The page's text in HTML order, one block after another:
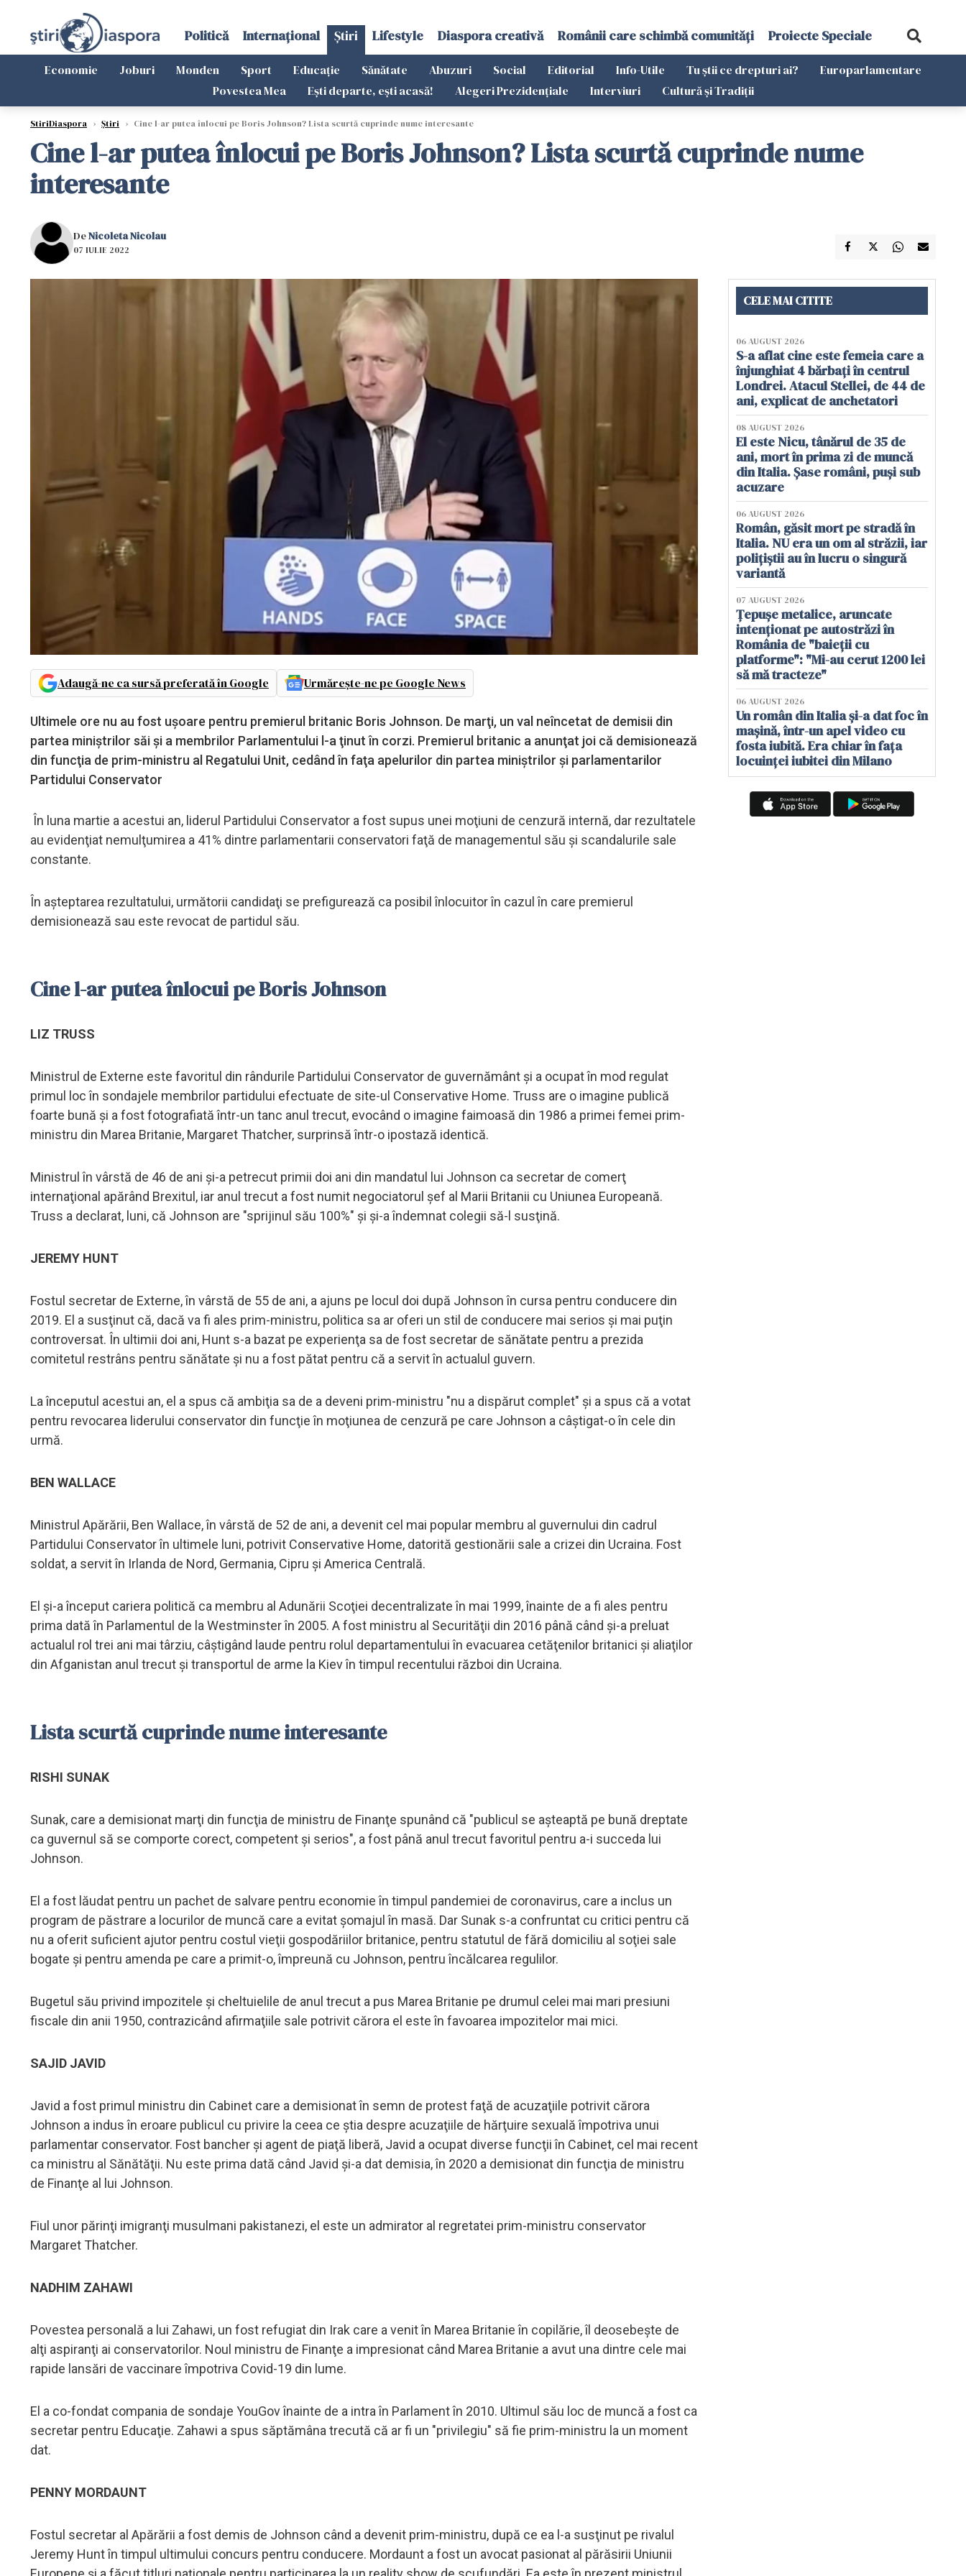
Politică Internațional Știri Lifestyle Diaspora creativă Românii care schimbă comunități Proiecte Speciale
Economie Joburi Monden Sport Educație Sănătate Abuzuri Social Editorial Info-Utile Tu știi ce drepturi ai?
Europarlamentare
Povestea Mea
Ești departe, ești acasă! Alegeri Prezidențiale Interviuri Cultură și Tradiții
StiriDiaspora › Știri › Cine l-ar putea înlocui pe Boris Johnson? Lista scurtă cuprinde nume interesante
Cine l-ar putea înlocui pe Boris Johnson? Lista scurtă cuprinde nume
interesante
DeNicoleta Nicolau
07 IULIE 2022
Adaugă-ne ca sursă preferată în Google Urmărește-ne pe Google News
Ultimele ore nu au fost uşoare pentru premierul britanic Boris Johnson. De marţi, un val neîncetat de demisii din
partea miniştrilor săi şi a membrilor Parlamentului l-a ţinut în corzi. Premierul britanic a anunţat joi că demisionează
din funcţia de prim-ministru al Regatului Unit, cedând în faţa apelurilor din partea miniştrilor şi parlamentarilor
Partidului Conservator
În luna martie a acestui an, liderul Partidului Conservator a fost supus unei moţiuni de cenzură internă, dar rezultatele
au evidenţiat nemulţumirea a 41% dintre parlamentarii conservatori faţă de managementul său şi scandalurile sale
constante.
În aşteptarea rezultatului, următorii candidaţi se prefigurează ca posibil înlocuitor în cazul în care premierul
demisionează sau este revocat de partidul său.
Cine l-ar putea înlocui pe Boris Johnson
LIZ TRUSS
Ministrul de Externe este favoritul din rândurile Partidului Conservator de guvernământ şi a ocupat în mod regulat
primul loc în sondajele membrilor partidului efectuate de site-ul Conservative Home. Truss are o imagine publică
foarte bună şi a fost fotografiată într-un tanc anul trecut, evocând o imagine faimoasă din 1986 a primei femei prim-
ministru din Marea Britanie, Margaret Thatcher, surprinsă într-o ipostază identică.
Ministrul în vârstă de 46 de ani şi-a petrecut primii doi ani din mandatul lui Johnson ca secretar de comerţ
internaţional apărând Brexitul, iar anul trecut a fost numit negociatorul şef al Marii Britanii cu Uniunea Europeană.
Truss a declarat, luni, că Johnson are "sprijinul său 100%" şi şi-a îndemnat colegii să-l susţină.
JEREMY HUNT
Fostul secretar de Externe, în vârstă de 55 de ani, a ajuns pe locul doi după Johnson în cursa pentru conducere din
2019. El a susţinut că, dacă va fi ales prim-ministru, politica sa ar oferi un stil de conducere mai serios şi mai puţin
controversat. În ultimii doi ani, Hunt s-a bazat pe experienţa sa de fost secretar de sănătate pentru a prezida
comitetul restrâns pentru sănătate şi nu a fost pătat pentru că a servit în actualul guvern.
La începutul acestui an, el a spus că ambiţia sa de a deveni prim-ministru "nu a dispărut complet" şi a spus că a votat
pentru revocarea liderului conservator din funcţie în moţiunea de cenzură pe care Johnson a câştigat-o în cele din
urmă.
BEN WALLACE
Ministrul Apărării, Ben Wallace, în vârstă de 52 de ani, a devenit cel mai popular membru al guvernului din cadrul
Partidului Conservator în ultimele luni, potrivit Conservative Home, datorită gestionării sale a crizei din Ucraina. Fost
soldat, a servit în Irlanda de Nord, Germania, Cipru şi America Centrală.
El şi-a început cariera politică ca membru al Adunării Scoţiei decentralizate în mai 1999, înainte de a fi ales pentru
prima dată în Parlamentul de la Westminster în 2005. A fost ministru al Securităţii din 2016 până când şi-a preluat
actualul rol trei ani mai târziu, câştigând laude pentru rolul departamentului în evacuarea cetăţenilor britanici şi aliaţilor
din Afganistan anul trecut şi transportul de arme la Kiev în timpul recentului război din Ucraina.
Lista scurtă cuprinde nume interesante
RISHI SUNAK
Sunak, care a demisionat marţi din funcţia de ministru de Finanţe spunând că "publicul se aşteaptă pe bună dreptate
ca guvernul să se comporte corect, competent şi serios", a fost până anul trecut favoritul pentru a-i succeda lui
Johnson.
El a fost lăudat pentru un pachet de salvare pentru economie în timpul pandemiei de coronavirus, care a inclus un
program de păstrare a locurilor de muncă care a evitat şomajul în masă. Dar Sunak s-a confruntat cu critici pentru că
nu a oferit suficient ajutor pentru costul vieţii gospodăriilor britanice, pentru statutul de fără domiciliu al soţiei sale
bogate şi pentru amenda pe care a primit-o, împreună cu Johnson, pentru încălcarea regulilor.
Bugetul său privind impozitele şi cheltuielile de anul trecut a pus Marea Britanie pe drumul celei mai mari presiuni
fiscale din anii 1950, contrazicând afirmaţiile sale potrivit cărora el este în favoarea impozitelor mai mici.
SAJID JAVID
Javid a fost primul ministru din Cabinet care a demisionat în semn de protest faţă de acuzaţiile potrivit cărora
Johnson a indus în eroare publicul cu privire la ceea ce ştia despre acuzaţiile de hărţuire sexuală împotriva unui
parlamentar conservator. Fost bancher şi agent de piaţă liberă, Javid a ocupat diverse funcţii în Cabinet, cel mai recent
ca ministru al Sănătăţii. Nu este prima dată când Javid şi-a dat demisia, în 2020 a demisionat din funcţia de ministru
de Finanţe al lui Johnson.
Fiul unor părinţi imigranţi musulmani pakistanezi, el este un admirator al regretatei prim-ministru conservator
Margaret Thatcher.
NADHIM ZAHAWI
Povestea personală a lui Zahawi, un fost refugiat din Irak care a venit în Marea Britanie în copilărie, îl deosebeşte de
alţi aspiranţi ai conservatorilor. Noul ministru de Finanţe a impresionat când Marea Britanie a avut una dintre cele mai
rapide lansări de vaccinare împotriva Covid-19 din lume.
El a co-fondat compania de sondaje YouGov înainte de a intra în Parlament în 2010. Ultimul său loc de muncă a fost ca
secretar pentru Educaţie. Zahawi a spus săptămâna trecută că ar fi un "privilegiu" să fie prim-ministru la un moment
dat.
PENNY MORDAUNT
Fostul secretar al Apărării a fost demis de Johnson când a devenit prim-ministru, după ce ea l-a susţinut pe rivalul
Jeremy Hunt în timpul ultimului concurs pentru conducere. Mordaunt a fost un avocat pasionat al părăsirii Uniunii
CELE MAI CITITE
06 AUGUST 2026
S-a aflat cine este femeia care a
înjunghiat 4 bărbați în centrul
Londrei. Atacul Stellei, de 44 de
ani, explicat de anchetatori
08 AUGUST 2026
El este Nicu, tânărul de 35 de
ani, mort în prima zi de muncă
din Italia. Șase români, puși sub
acuzare
06 AUGUST 2026
Român, găsit mort pe stradă în
Italia. NU era un om al străzii, iar
polițiștii au în lucru o singură
variantă
07 AUGUST 2026
Țepușe metalice, aruncate
intenționat pe autostrăzi în
România de "baieții cu
platforme": "Mi-au cerut 1200 lei
să mă tracteze"
06 AUGUST 2026
Un român din Italia și-a dat foc în
mașină, într-un apel video cu
fosta iubită. Era chiar în fața
locuinței iubitei din Milano